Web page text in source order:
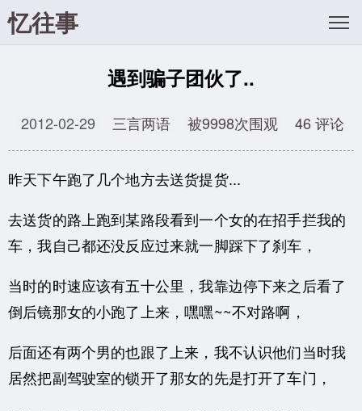
忆往事
遇到骗子团伙了..
2012-02-29 三言两语 被9998次围观 46 评论
昨天下午跑了几个地方去送货提货...
去送货的路上跑到某路段看到一个女的在招手拦我的
车，我自己都还没反应过来就一脚踩下了刹车，
当时的时速应该有五十公里，我靠边停下来之后看了
倒后镜那女的小跑了上来，嘿嘿~~不对路啊，
后面还有两个男的也跟了上来，我不认识他们当时我
居然把副驾驶室的锁开了那女的先是打开了车门，